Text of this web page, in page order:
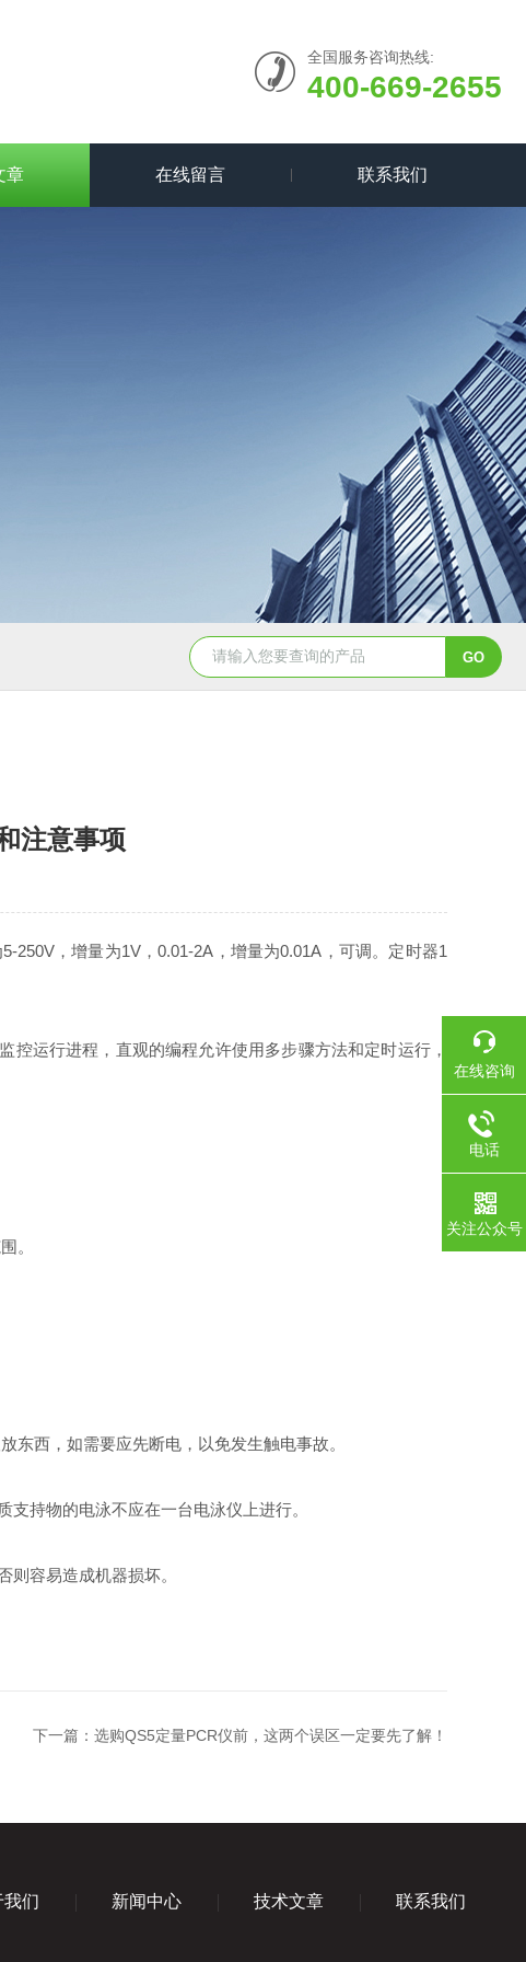
全国服务咨询热线:
400-669-2655
章 在线留言 联系我们
注意事项
，增量为1V，0.01-2A，增量为0.01A，可调。定时器1
运行进程，直观的编程允许使用多步骤方法和定时运行，
。
西，如需要应先断电，以免发生触电事故。
持物的电泳不应在一台电泳仪上进行。
容易造成机器损坏。
下一篇： 选购QS5定量PCR仪前，这两个误区一定要先了解！
我们 新闻中心 技术文章 联系我们
在线咨询
电话
关注公众号